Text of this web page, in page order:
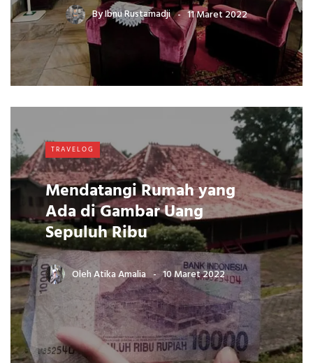
ByIbnu Rustamadji 11 Maret 2022
TRAVELOG
Mendatangi Rumah yang
Ada di Gambar Uang
Sepuluh Ribu
OlehAtika Amalia 10 Maret 2022